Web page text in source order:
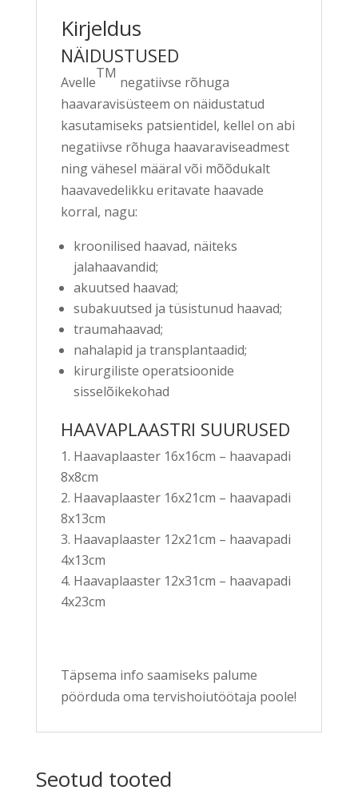
Kirjeldus
NÄIDUSTUSED
Avelle
TM
negatiivse rõhuga
haavaravisüsteem on näidustatud
kasutamiseks patsientidel, kellel on abi
negatiivse rõhuga haavaraviseadmest
ning vähesel määral või mõõdukalt
haavavedelikku eritavate haavade
korral, nagu:
kroonilised haavad, näiteks
jalahaavandid;
akuutsed haavad;
subakuutsed ja tüsistunud haavad;
traumahaavad;
nahalapid ja transplantaadid;
kirurgiliste operatsioonide
sisselõikekohad
HAAVAPLAASTRI SUURUSED
Haavaplaaster 16x16cm – haavapadi
8x8cm
Haavaplaaster 16x21cm – haavapadi
8x13cm
Haavaplaaster 12x21cm – haavapadi
4x13cm
Haavaplaaster 12x31cm – haavapadi
4x23cm
Täpsema info saamiseks palume
pöörduda oma tervishoiutöötaja poole!
Seotud tooted